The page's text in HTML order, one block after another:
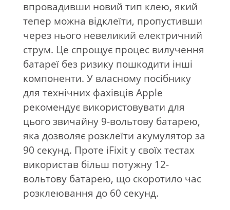
впровадивши новий тип клею, який
тепер можна відклеїти, пропустивши
через нього невеликий електричний
струм. Це спрощує процес вилучення
батареї без ризику пошкодити інші
компоненти. У власному посібнику
для технічних фахівців Apple
рекомендує використовувати для
цього звичайну 9-вольтову батарею,
яка дозволяє розклеїти акумулятор за
90 секунд. Проте iFixit у своїх тестах
використав більш потужну 12-
вольтову батарею, що скоротило час
розклеювання до 60 секунд.